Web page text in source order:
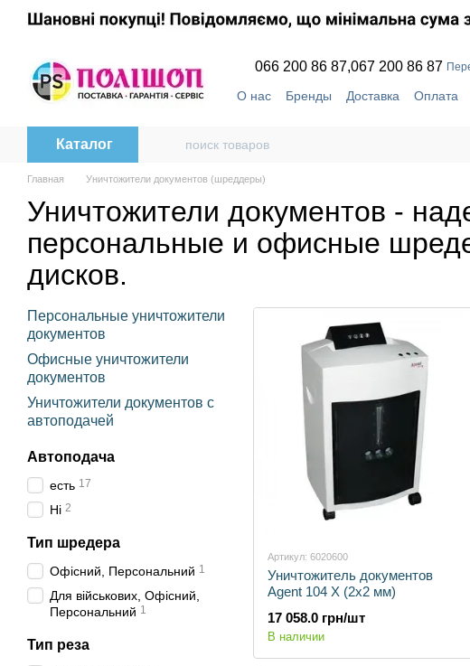
Перейти к основному контенту
066 200 86 87,067 200 86 87
О нас Бренды Доставка Оплата
Каталог
Главная Уничтожители документов (шреддеры)
Уничтожители документов -
персональные и офисные
дисков.
Артикул: 6020600
Уничтожитель документов
Agent 104 X (2x2 мм)
17 058.0 грн/шт
В наличии
Персональные уничтожители
документов
Офисные уничтожители
документов
Уничтожители документов с
автоподачей
Автоподача
есть 17
Ні 2
Тип шредера
Офісний, Персональний 1
Для військових, Офісний,
Персональний 1
Тип реза